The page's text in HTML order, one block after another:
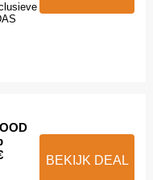
BEKIJK DEAL